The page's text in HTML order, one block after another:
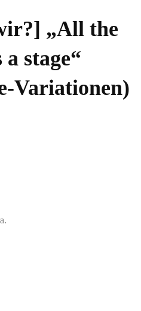
„All the
a stage“
Variationen)